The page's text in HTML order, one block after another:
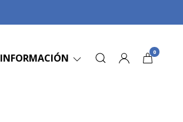
INFORMACIÓN 0